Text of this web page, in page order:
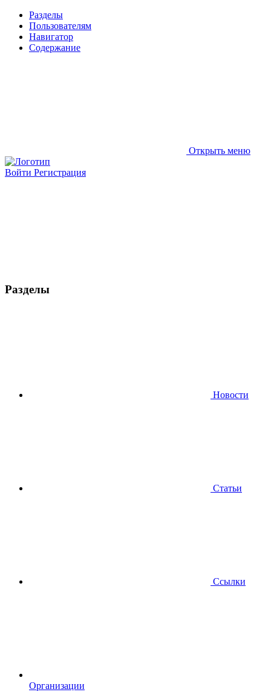
Разделы
Пользователям
Навигатор
Содержание
Открыть меню
Войти Регистрация
Разделы
Новости
Статьи
Ссылки
Организации